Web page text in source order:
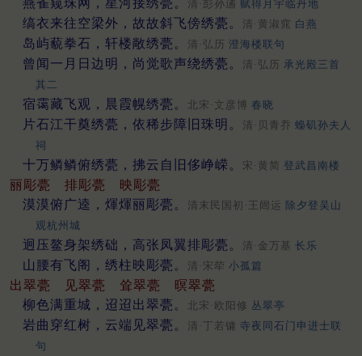
燕雀窥珠网，星河接绣甍。 清·彭孙遹 赋得月宇临丹地
缟衣来往空梁外，故故斜飞傍绣甍。 清·黄淑窕 白燕
岛屿藐拳石，轩楼敞绣甍。 清·弘历 澄海楼联句
曾闻一月日边明，尚觉歌声绕绣甍。 清·弘历 承光殿三首
其二
宿霭藏飞观，晨霞幌绣甍。 北宋·文彦博 春晓
片石江干奠绣甍，依稀步障旧珠明。 清·贝青乔 蟂矶孙夫人
祠
十万鳞鳞俯绣甍，拂云自旧侈峥嵘。 宋·黄简 登武昌南楼
丽彫甍 排彫甍
映彫甍
漠漠俯广逵，煇煇丽彫甍。
清末民国初·王闿运 除夕登吴山
观杭州城
迥压鳌身架绣础，高张凤翼排彫甍。 清·金万基 长乐
山腰有飞阁，绣柱映彫甍。 清·宋荦 小孤篇
出翠甍 见翠甍 耸翠甍
暝翠甍
柳色满重城，迢迢出翠甍。
北宋·欧阳修 丛翠亭
岩曲穿红树，云端见翠甍。 清·丁若镛 寺夜同石门申进士联
句